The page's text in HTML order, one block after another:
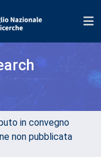
in convegno
non pubblicata